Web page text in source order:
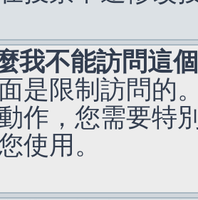
我不能訪問這
是限制訪問的
作，您需要特
使用。